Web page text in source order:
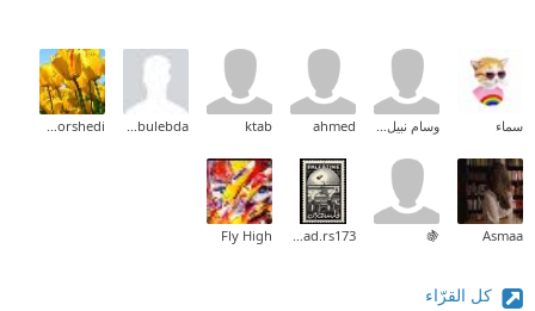
سماء وسام نبيل المدني ahmed
ktab
Mohammed Abulebda
Mohamed Elmorshedi
Asmaa
🍇
Ranad.rs173
Fly High
كل القرّاء